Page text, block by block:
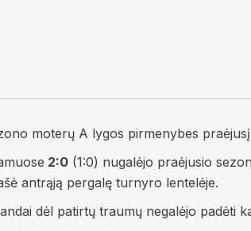
moterų A lygos pirmenybes
2:0 (1:0) nugalėjo praėjusio
antrąją pergalę turnyro lentelėje.
dėl patirtų traumų negalėjo padėti